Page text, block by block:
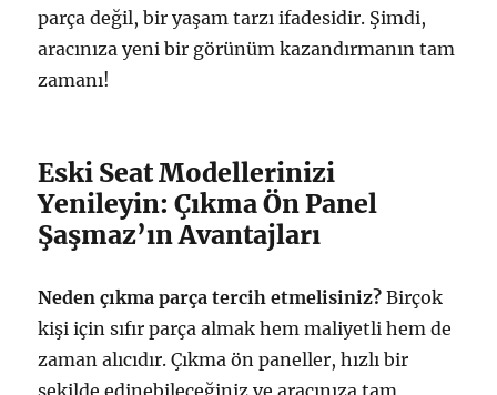
parça değil, bir yaşam tarzı ifadesidir. Şimdi,
aracınıza yeni bir görünüm kazandırmanın tam
zamanı!
Eski Seat Modellerinizi
Yenileyin: Çıkma Ön Panel
Şaşmaz’ın Avantajları
Neden çıkma parça tercih etmelisiniz? Birçok
kişi için sıfır parça almak hem maliyetli hem de
zaman alıcıdır. Çıkma ön paneller, hızlı bir
şekilde edinebileceğiniz ve aracınıza tam